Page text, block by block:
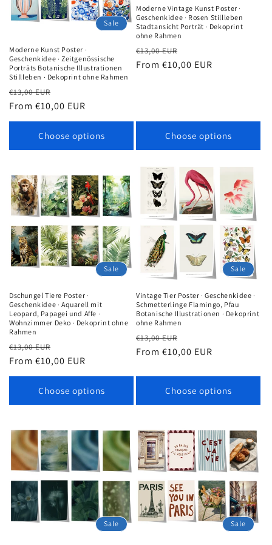
Sale
Moderne Kunst Poster ·
Geschenkidee · Zeitgenössische
Porträts Botanische Illustrationen
Stillleben · Dekoprint ohne Rahmen
Regular
price
€13,00 EUR
price
From €10,00 EUR
Choose options
Moderne Vintage Kunst Poster ·
Geschenkidee · Rosen Stillleben
Stadtansicht Porträt · Dekoprint
ohne Rahmen
Regular
price
€13,00 EUR
price
From €10,00 EUR
Choose options
Sale
Dschungel Tiere Poster ·
Geschenkidee · Aquarell mit
Leopard, Papagei und Affe ·
Wohnzimmer Deko · Dekoprint ohne
Rahmen
Regular
price
€13,00 EUR
price
From €10,00 EUR
Choose options
Sale
Vintage Tier Poster · Geschenkidee ·
Schmetterlinge Flamingo, Pfau
Botanische Illustrationen · Dekoprint
ohne Rahmen
Regular
price
€13,00 EUR
price
From €10,00 EUR
Choose options
Sale Sale